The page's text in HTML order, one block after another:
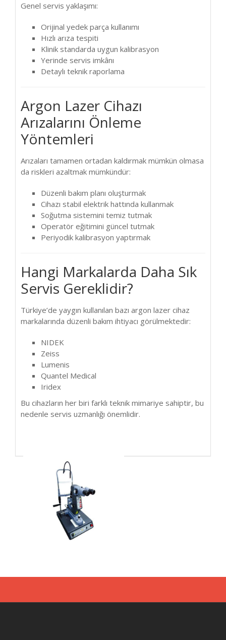
Genel servis yaklaşımı:
Orijinal yedek parça kullanımı
Hızlı arıza tespiti
Klinik standarda uygun kalibrasyon
Yerinde servis imkânı
Detaylı teknik raporlama
Argon Lazer Cihazı
Arızalarını Önleme
Yöntemleri
Arızaları tamamen ortadan kaldırmak mümkün olmasa
da riskleri azaltmak mümkündür:
Düzenli bakım planı oluşturmak
Cihazı stabil elektrik hattında kullanmak
Soğutma sistemini temiz tutmak
Operatör eğitimini güncel tutmak
Periyodik kalibrasyon yaptırmak
Hangi Markalarda Daha Sık
Servis Gereklidir?
Türkiye’de yaygın kullanılan bazı argon lazer cihaz
markalarında düzenli bakım ihtiyacı görülmektedir:
NIDEK
Zeiss
Lumenis
Quantel Medical
Iridex
Bu cihazların her biri farklı teknik mimariye sahiptir, bu
nedenle servis uzmanlığı önemlidir.